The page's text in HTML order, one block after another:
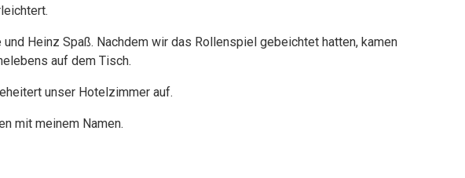
Heinz Spaß. Nachdem wir das Rollenspiel gebeichtet hatten, kamen
auf dem Tisch.
unser Hotelzimmer auf.
mit meinem Namen.